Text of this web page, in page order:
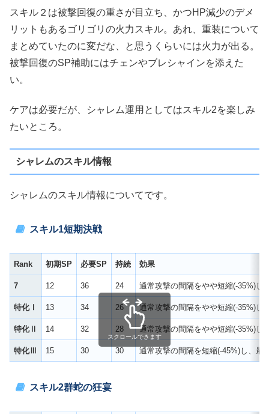
スキル２は被撃回復の重さが目立ち、かつHP減少のデメ
リットもあるゴリゴリの火力スキル。あれ、重装について
まとめていたのに変だな、と思うくらいには火力が出る。
被撃回復のSP補助にはチェンやブレシャインを添えた
い。
ケアは必要だが、シャレム運用としてはスキル2を楽しみ
たいところ。
シャレムのスキル情報
シャレムのスキル情報についてです。
スキル1短期決戦
Rank 初期SP 必要SP 持続 効果
7 12 36 24 通常攻撃の間隔をやや短縮(-35%)し
特化Ⅰ 13 34 26 通常攻撃の間隔をやや短縮(-35%)し
特化Ⅱ 14 32 28 通常攻撃の間隔をやや短縮(-35%)し
特化Ⅲ 15 30 30 通常攻撃の間隔を短縮(-45%)し、最
スクロールできます
スキル2群蛇の狂宴